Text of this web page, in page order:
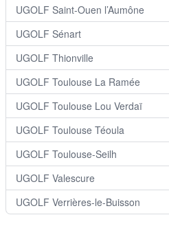
UGOLF Saint-Ouen l’Aumône
UGOLF Sénart
UGOLF Thionville
UGOLF Toulouse La Ramée
UGOLF Toulouse Lou Verdaï
UGOLF Toulouse Téoula
UGOLF Toulouse-Seilh
UGOLF Valescure
UGOLF Verrières-le-Buisson